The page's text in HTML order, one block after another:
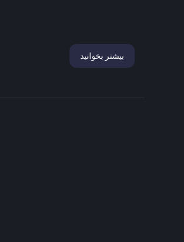
بیشتر بخوانید